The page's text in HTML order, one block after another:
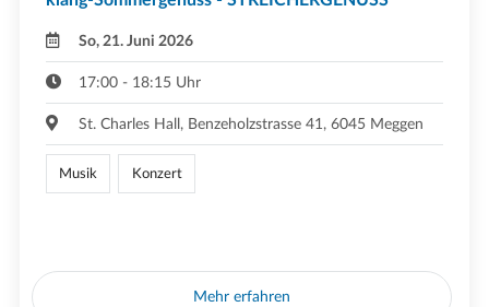
So, 21. Juni 2026
17:00 - 18:15 Uhr
St. Charles Hall, Benzeholzstrasse 41, 6045 Meggen
Musik Konzert
Mehr erfahren